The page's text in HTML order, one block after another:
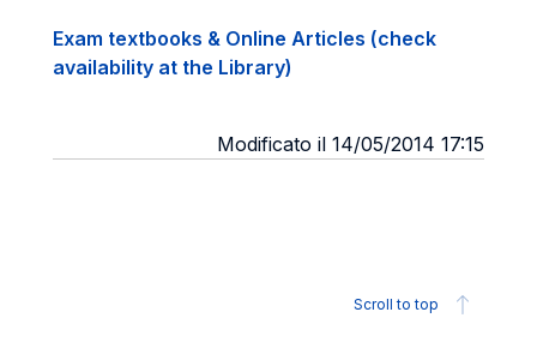
Exam textbooks & Online Articles (check
availability at the Library)
Modificato il 14/05/2014 17:15
Scroll to top